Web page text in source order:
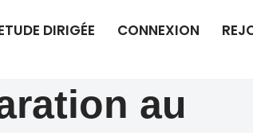
DIRIGÉE CONNEXION
au